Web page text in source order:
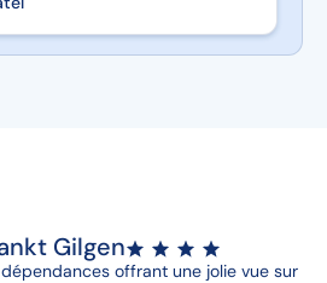
Gilgen
offrant une jolie vue sur